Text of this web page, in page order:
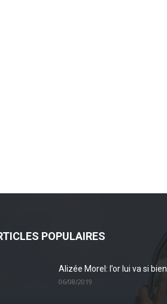
POPULAIRES
Alizée Morel: l’or lui va si bien
06/08/2019